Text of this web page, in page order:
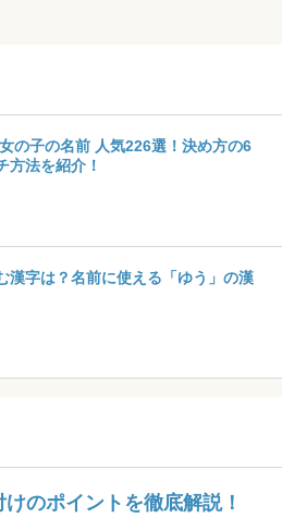
女の子の名前 人気226選！決め方の6
方法を紹介！
漢字は？名前に使える「ゆう」の漢
けのポイントを徹底解説！